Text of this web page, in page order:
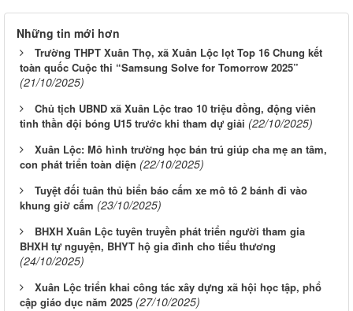
Những tin mới hơn
Trường THPT Xuân Thọ, xã Xuân Lộc lọt Top 16 Chung kết
toàn quốc Cuộc thi “Samsung Solve for Tomorrow 2025”
(21/10/2025)
Chủ tịch UBND xã Xuân Lộc trao 10 triệu đồng, động viên
tinh thần đội bóng U15 trước khi tham dự giải (22/10/2025)
Xuân Lộc: Mô hình trường học bán trú giúp cha mẹ an tâm,
con phát triển toàn diện (22/10/2025)
Tuyệt đối tuân thủ biển báo cấm xe mô tô 2 bánh đi vào
khung giờ cấm (23/10/2025)
BHXH Xuân Lộc tuyên truyền phát triển người tham gia
BHXH tự nguyện, BHYT hộ gia đình cho tiểu thương
(24/10/2025)
Xuân Lộc triển khai công tác xây dựng xã hội học tập, phổ
cập giáo dục năm 2025 (27/10/2025)